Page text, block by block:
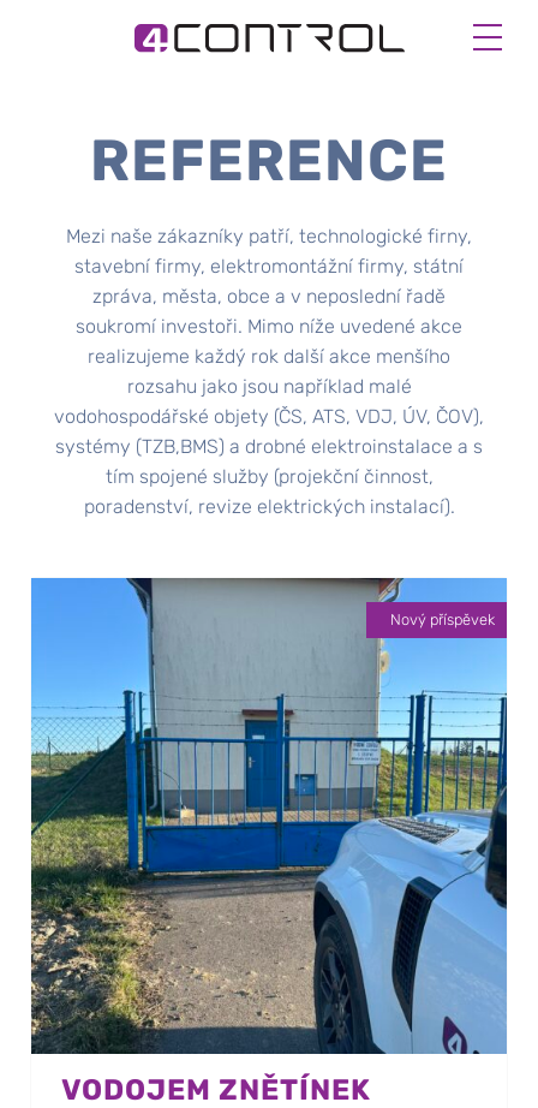
REFERENCE
Mezi naše zákazníky patří, technologické firny,
stavební firmy, elektromontážní firmy, státní
zpráva, města, obce a v neposlední řadě
soukromí investoři. Mimo níže uvedené akce
realizujeme každý rok další akce menšího
rozsahu jako jsou například malé
vodohospodářské objety (ČS, ATS, VDJ, ÚV, ČOV),
systémy (TZB,BMS) a drobné elektroinstalace a s
tím spojené služby (projekční činnost,
poradenství, revize elektrických instalací).
Nový příspěvek
VODOJEM ZNĚTÍNEK